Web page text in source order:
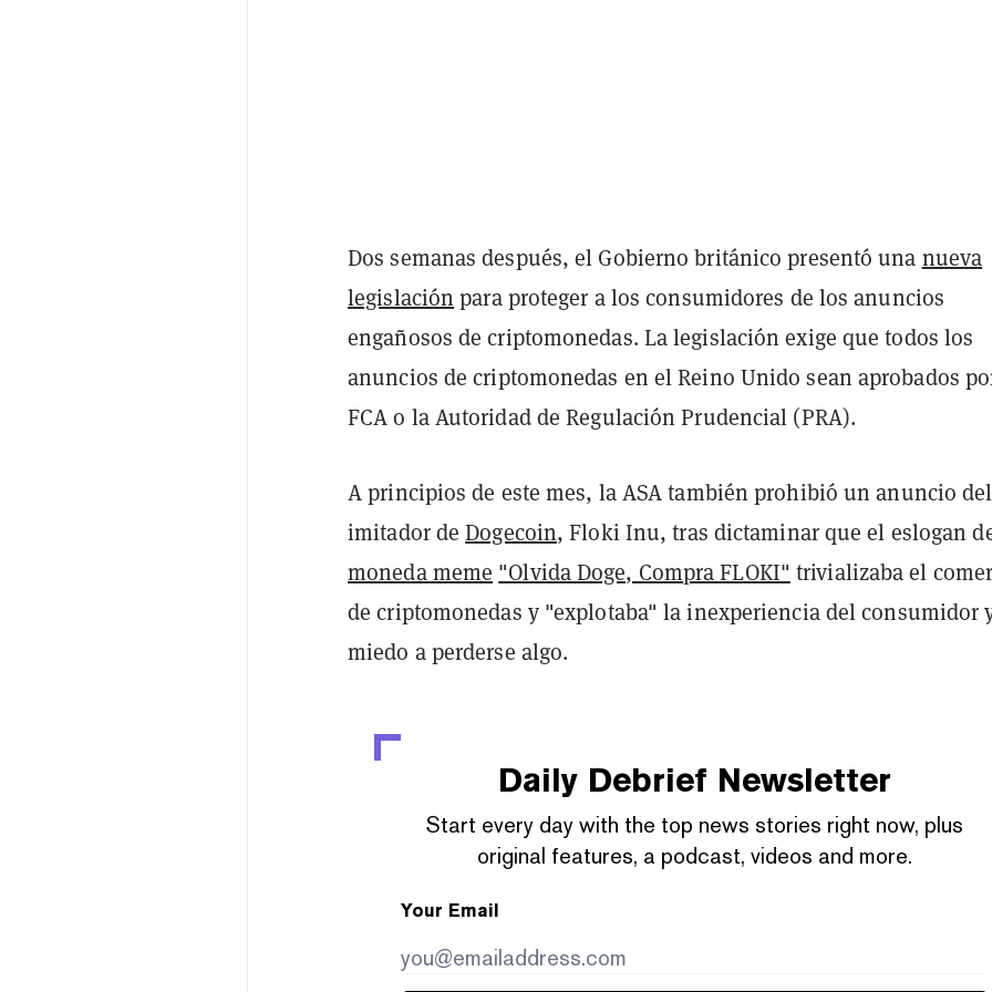
Dos semanas después, el Gobierno británico presentó una nueva
legislación para proteger a los consumidores de los anuncios
engañosos de criptomonedas. La legislación exige que todos los
anuncios de criptomonedas en el Reino Unido sean aprobados
FCA o la Autoridad de Regulación Prudencial (PRA).
A principios de este mes, la ASA también prohibió un anuncio del
imitador deDogecoin, Floki Inu, tras dictaminar que el eslogan
moneda meme "Olvida Doge, Compra FLOKI" trivializaba el
de criptomonedas y "explotaba" la inexperiencia del consumidor
miedo a perderse algo.
Daily Debrief Newsletter
Start every day with the top news stories right now, plus
original features, a podcast, videos and more.
Your Email